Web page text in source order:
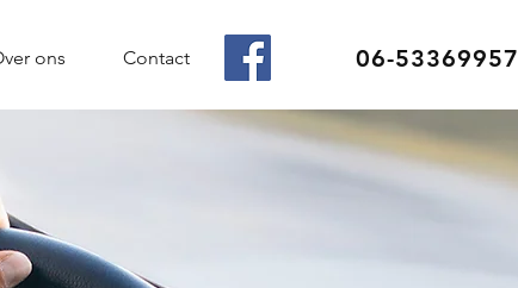
ons Contact 06-53369957